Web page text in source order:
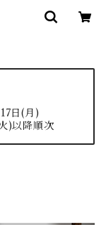
日(月)
)以降順次